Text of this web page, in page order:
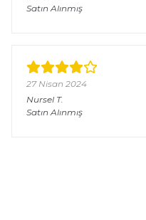
Satın Alınmış
27 Nisan 2024
Nursel T.
Satın Alınmış